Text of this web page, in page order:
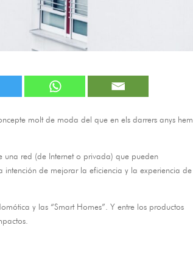
molt de moda del que en els darrers anys hem
una red (de Internet o privada)que pueden
intención de mejorar la eficiencia y la experiencia de
y las “Smart Homes” .Y entre los productos